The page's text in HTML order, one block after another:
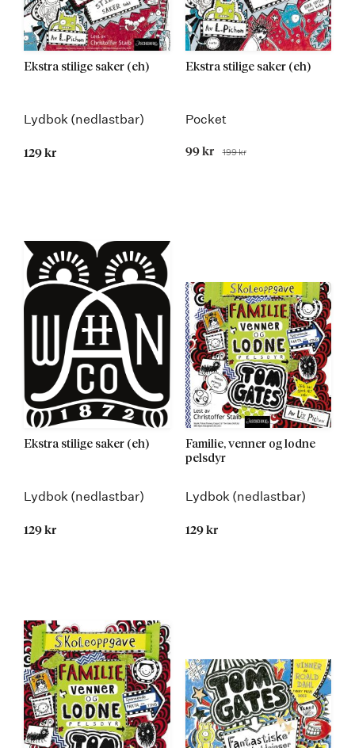
Ekstra stilige saker (eh)
Lydbok (nedlastbar)
129 kr
Ekstra stilige saker (eh)
Pocket
Tilbudspris
99 kr Før
199 kr
Ekstra stilige saker (eh)
Lydbok (nedlastbar)
129 kr
Familie, venner og lodne
pelsdyr
Lydbok (nedlastbar)
129 kr